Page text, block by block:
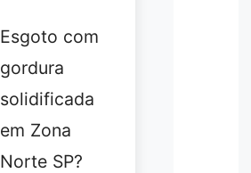
Esgoto com
gordura
solidificada
em Zona
Norte SP?